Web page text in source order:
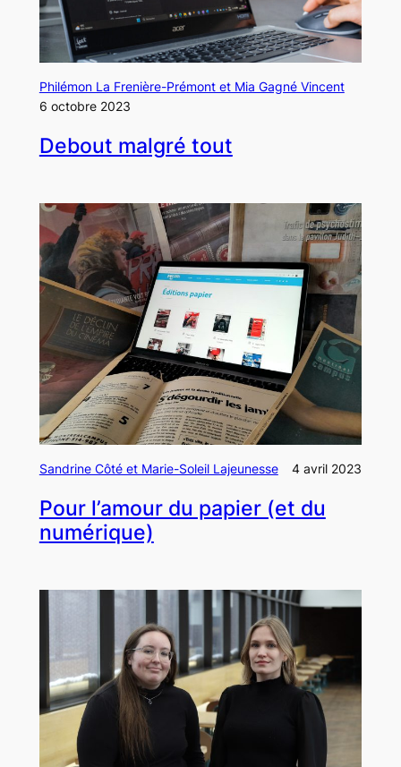
Philémon La Frenière-Prémont et Mia Gagné Vincent
6 octobre 2023
Debout malgré tout
Sandrine Côté et Marie-Soleil Lajeunesse 4 avril 2023
Pour l’amour du papier (et du
numérique)